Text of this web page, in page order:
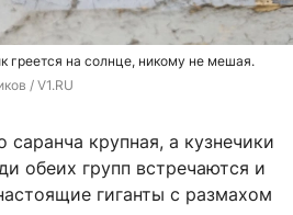
греется на солнце, никому не мешая.
/ V1.RU
крупная, а кузнечики
обеих групп встречаются и
гиганты с размахом